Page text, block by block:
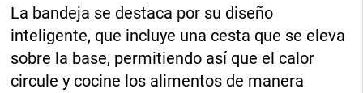
La bandeja se destaca por su diseño
inteligente, que incluye una cesta que se eleva
sobre la base, permitiendo así que el calor
circule y cocine los alimentos de manera